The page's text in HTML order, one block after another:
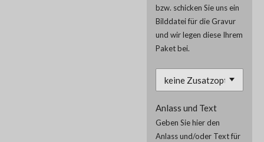
bzw. schicken Sie uns ein
Bilddatei für die Gravur
und wir legen diese Ihrem
Paket bei.
Anlass und Text
Geben Sie hier den
Anlass und/oder Text für